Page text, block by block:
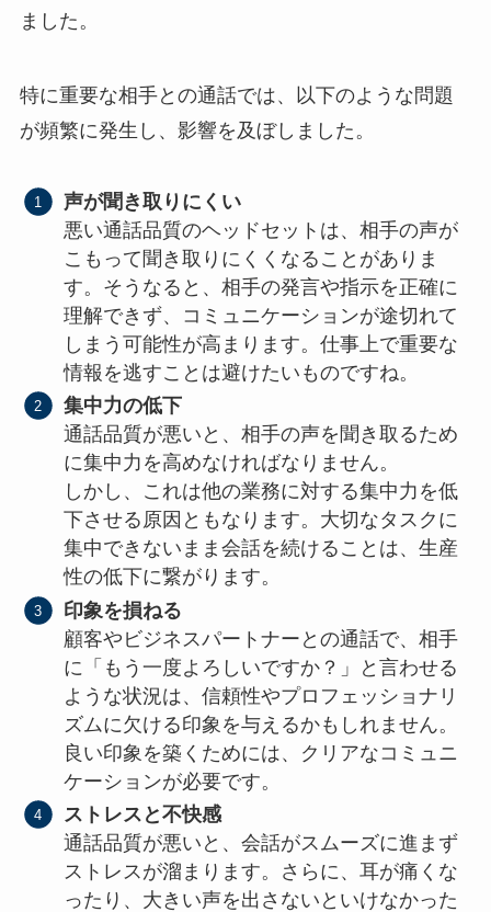
ました。
特に重要な相手との通話では、以下のような問題
が頻繁に発生し、影響を及ぼしました。
声が聞き取りにくい
悪い通話品質のヘッドセットは、相手の声が
こもって聞き取りにくくなることがありま
す。そうなると、相手の発言や指示を正確に
理解できず、コミュニケーションが途切れて
しまう可能性が高まります。仕事上で重要な
情報を逃すことは避けたいものですね。
集中力の低下
通話品質が悪いと、相手の声を聞き取るため
に集中力を高めなければなりません。
しかし、これは他の業務に対する集中力を低
下させる原因ともなります。大切なタスクに
集中できないまま会話を続けることは、生産
性の低下に繋がります。
印象を損ねる
顧客やビジネスパートナーとの通話で、相手
に「もう一度よろしいですか？」と言わせる
ような状況は、信頼性やプロフェッショナリ
ズムに欠ける印象を与えるかもしれません。
良い印象を築くためには、クリアなコミュニ
ケーションが必要です。
ストレスと不快感
通話品質が悪いと、会話がスムーズに進まず
ストレスが溜まります。さらに、耳が痛くな
ったり、大きい声を出さないといけなかった